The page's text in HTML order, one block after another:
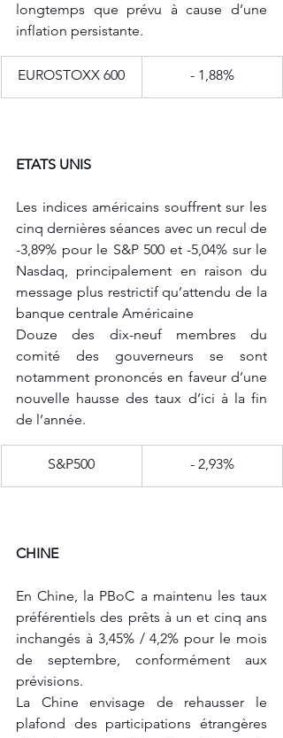
longtemps que prévu à cause d’une
inflation persistante.
EUROSTOXX 600 - 1,88%
ETATS UNIS
Les indices américains souffrent sur les
cinq dernières séances avec un recul de
-3,89% pour le S&P 500 et -5,04% sur le
Nasdaq, principalement en raison du
message plus restrictif qu’attendu de la
banque centrale Américaine
Douze des dix-neuf membres du
comité des gouverneurs se sont
notamment prononcés en faveur d’une
nouvelle hausse des taux d’ici à la fin
de l’année.
​S&P500 - 2,93%
CHINE
En Chine, la PBoC a maintenu les taux
préférentiels des prêts à un et cinq ans
inchangés à 3,45% / 4,2% pour le mois
de septembre, conformément aux
prévisions.
La Chine envisage de rehausser le
plafond des participations étrangères